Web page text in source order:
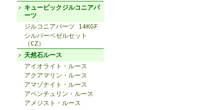
キュービックジルコニアパ
ーツ
ジルコニアパーツ 14KGF
シルバーベゼルセット
（CZ）
天然石ルース
アイオライト・ルース
アクアマリン・ルース
アマゾナイト・ルース
アベンチュリン・ルース
アメジスト・ルース